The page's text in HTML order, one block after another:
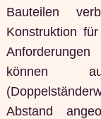
Bauteilen
Konstruktion
können
Abstand